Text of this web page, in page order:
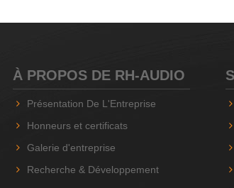
À PROPOS DE RH-AUDIO
Présentation De L'Entreprise
Honneurs et certificats
Galerie d'entreprise
Recherche & Développement